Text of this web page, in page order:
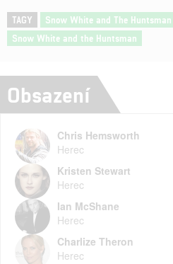
TAGY Snow White and The Huntsman
Snow White and the Huntsman
Obsazení
Chris Hemsworth
Herec
Kristen Stewart
Herec
Ian McShane
Herec
Charlize Theron
Herec